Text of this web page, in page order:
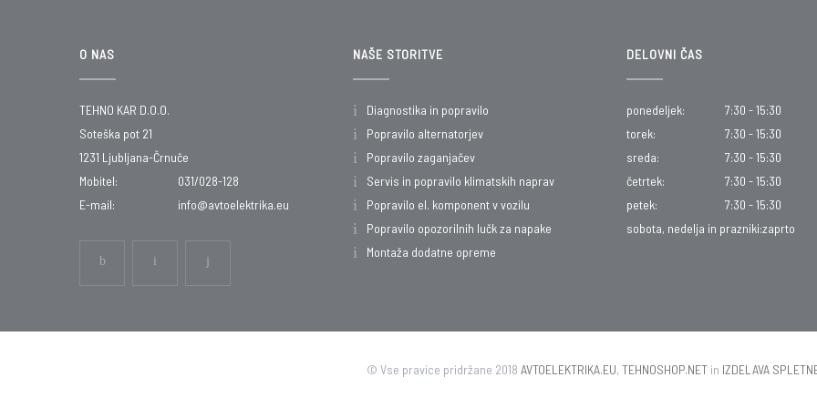
O NAS
TEHNO KAR D.O.O.
Soteška pot 21
1231 Ljubljana-Črnuče
Mobitel:
031/028-128
E-mail:
info@avtoelektrika.eu
NAŠE STORITVE
Diagnostika in popravilo
Popravilo alternatorjev
Popravilo zaganjačev
Servis in popravilo klimatskih naprav
Popravilo el. komponent v vozilu
Popravilo opozorilnih lučk za napake
Montaža dodatne opreme
DELOVNI ČAS
ponedeljek:
7:30 - 15:30
torek:
7:30 - 15:30
sreda:
7:30 - 15:30
četrtek:
7:30 - 15:30
petek:
7:30 - 15:30
sobota, nedelja in prazniki:zaprto
© Vse pravice pridržane 2018 AVTOELEKTRIKA.EU, TEHNOSHOP.NETin IZDELAVA